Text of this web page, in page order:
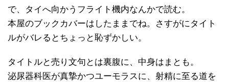
で、タイへ向かうフライト機内なんかで読む。
本屋のブックカバーはしたままでね。さすがにタイト
ルがバレるとちょっと恥ずかしい。
タイトルと売り文句とは裏腹に、中身はまとも。
泌尿器科医が真摯かつユーモラスに、射精に至る道を